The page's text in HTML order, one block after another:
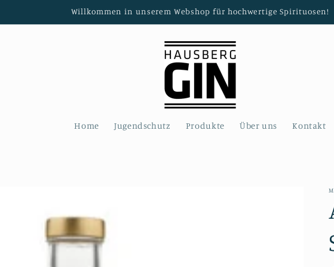
Willkommen in unserem Webshop für hochwertige Spirituosen!
Home Jugendschutz Produkte Über uns Kontakt